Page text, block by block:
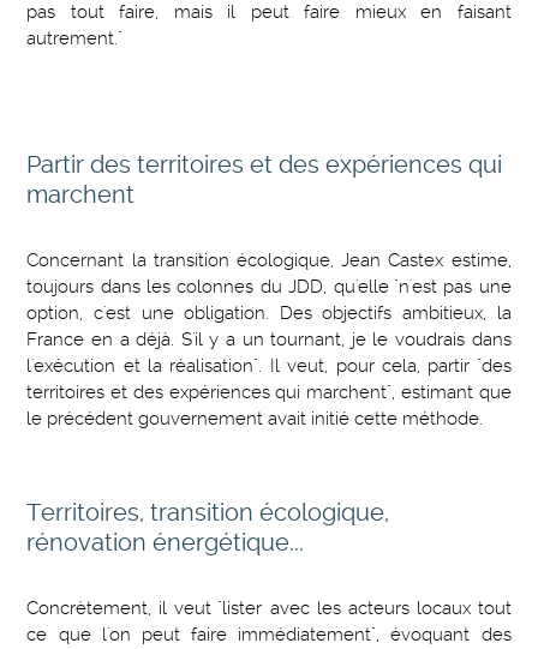
pas tout faire, mais il peut faire mieux en faisant
autrement."
Partir des territoires et des expériences qui
marchent
Concernant la transition écologique, Jean Castex estime,
toujours dans les colonnes du JDD, qu'elle "n'est pas une
option, c'est une obligation. Des objectifs ambitieux, la
France en a déjà. S'il y a un tournant, je le voudrais dans
l'exécution et la réalisation". Il veut, pour cela, partir "des
territoires et des expériences qui marchent", estimant que
le précédent gouvernement avait initié cette méthode.
Territoires, transition écologique,
rénovation énergétique...
Concrètement, il veut "lister avec les acteurs locaux tout
ce que l'on peut faire immédiatement", évoquant des